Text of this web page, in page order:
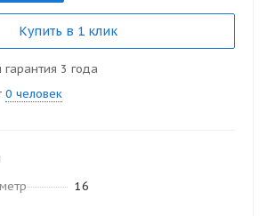
Купить в 1 клик
3 года
0 человек
16